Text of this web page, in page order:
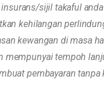
sijil takaful
kehilangan
kewangan di masa
mempunyai tempoh
pembayaran tanpa